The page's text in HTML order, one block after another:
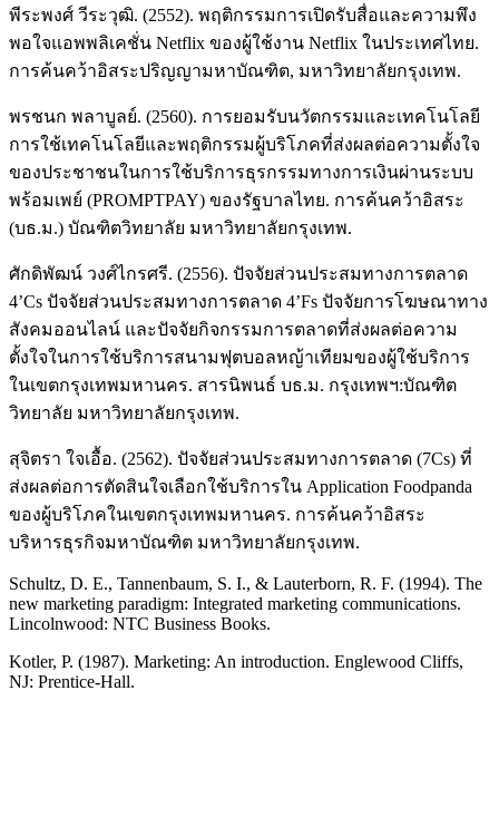
พีระพงศ์ วีระวุฒิ. (2552). พฤติกรรมการเปิดรับสื่อและความพึง
พอใจแอพพลิเคชั่น Netflix ของผู้ใช้งาน Netflix ในประเทศไทย.
การค้นคว้าอิสระปริญญามหาบัณฑิต, มหาวิทยาลัยกรุงเทพ.
พรชนก พลาบูลย์. (2560). การยอมรับนวัตกรรมและเทคโนโลยี
การใช้เทคโนโลยีและพฤติกรรมผู้บริโภคที่ส่งผลต่อความตั้งใจ
ของประชาชนในการใช้บริการธุรกรรมทางการเงินผ่านระบบ
พร้อมเพย์ (PROMPTPAY) ของรัฐบาลไทย. การค้นคว้าอิสระ
(บธ.ม.) บัณฑิตวิทยาลัย มหาวิทยาลัยกรุงเทพ.
ศักดิพัฒน์ วงศ์ไกรศรี. (2556). ปัจจัยส่วนประสมทางการตลาด
4’Cs ปัจจัยส่วนประสมทางการตลาด 4’Fs ปัจจัยการโฆษณาทาง
สังคมออนไลน์ และปัจจัยกิจกรรมการตลาดที่ส่งผลต่อความ
ตั้งใจในการใช้บริการสนามฟุตบอลหญ้าเทียมของผู้ใช้บริการ
ในเขตกรุงเทพมหานคร. สารนิพนธ์ บธ.ม. กรุงเทพฯ:บัณฑิต
วิทยาลัย มหาวิทยาลัยกรุงเทพ.
สุจิตรา ใจเอื้อ. (2562). ปัจจัยส่วนประสมทางการตลาด (7Cs) ที่
ส่งผลต่อการตัดสินใจเลือกใช้บริการใน Application Foodpanda
ของผู้บริโภคในเขตกรุงเทพมหานคร. การค้นคว้าอิสระ
บริหารธุรกิจมหาบัณฑิต มหาวิทยาลัยกรุงเทพ.
Schultz, D. E., Tannenbaum, S. I., & Lauterborn, R. F. (1994). The
new marketing paradigm: Integrated marketing communications.
Lincolnwood: NTC Business Books.
Kotler, P. (1987). Marketing: An introduction. Englewood Cliffs,
NJ: Prentice-Hall.